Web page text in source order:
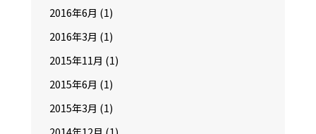
2016年6月 (1)
2016年3月 (1)
2015年11月 (1)
2015年6月 (1)
2015年3月 (1)